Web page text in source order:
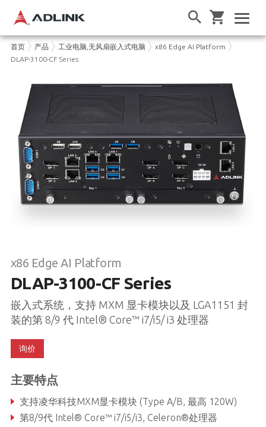
首页 产品 工业电脑,无风扇嵌入式电脑
x86 Edge AI Platform
DLAP-3100-CF Series
x86 Edge AI Platform
DLAP-3100-CF Series
嵌入式系统，支持 MXM 显卡模块以及 LGA1151 封
装的第 8/9 代 Intel® Core™ i7/i5/ i3 处理器
询价
主要特点
支持凌华科技MXM显卡模块 (Type A/B, 最高 120W)
第8/9代 Intel® Core™ i7/i5/i3, Celeron®处理器